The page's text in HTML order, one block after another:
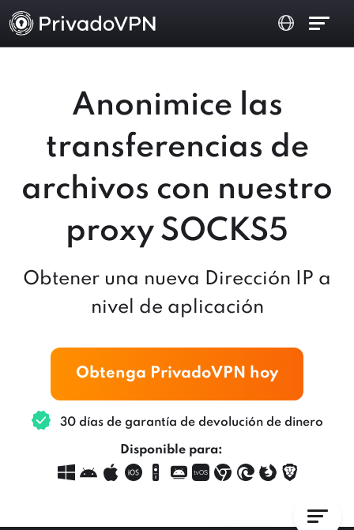
Anonimice las
transferencias de
archivos con nuestro
proxy SOCKS5
Obtener una nueva Dirección IP a
nivel de aplicación
Obtenga PrivadoVPN hoy
30 días de garantía de devolución de dinero
Disponible para: